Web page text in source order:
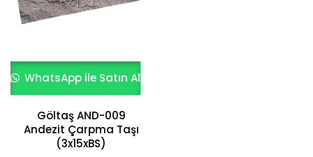
WhatsApp ile Satın Al
Göltaş AND-009
Andezit Çarpma Taşı
(3x15xBS)